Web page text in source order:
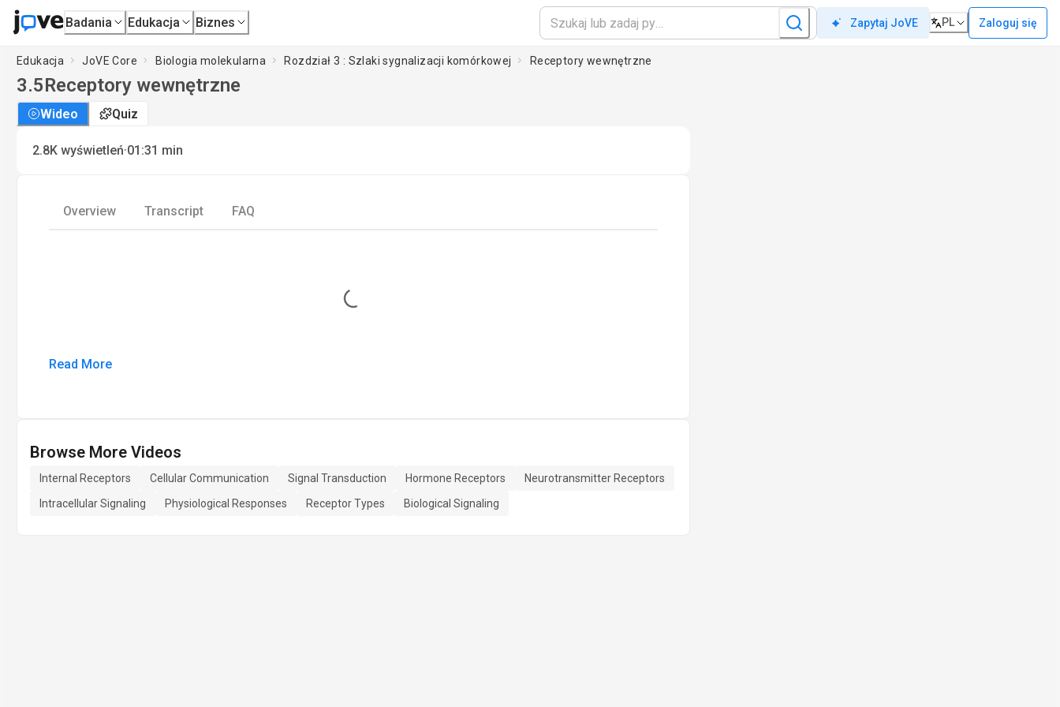
Badania Edukacja Biznes Zapytaj JoVE PL Zaloguj się
Edukacja JoVE Core Biologia molekularna Rozdział 3 : Szlaki sygnalizacji komórkowej Receptory wewnętrzne
3.5Receptory wewnętrzne
Wideo Quiz
2.8K wyświetleń·01:31 min
Overview Transcript FAQ
Loading...
Read More
Browse More Videos
Internal Receptors Cellular Communication Signal Transduction Hormone Receptors
Neurotransmitter Receptors
Intracellular Signaling
Physiological Responses Receptor Types Biological Signaling